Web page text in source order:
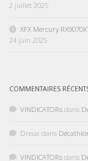
2 juillet 2025
XFX Mercury
24 juin 2025
COMMENTAIRES
VINDICATORs dans
Dreux dans
VINDICATORs dans